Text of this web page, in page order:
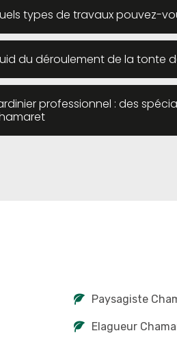
types de travaux pouvez-
du déroulement de la tonte
professionnel : des
Paysagiste
Elagueur